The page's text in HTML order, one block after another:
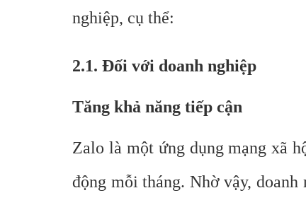
nghiệp, cụ thể:
2.1. Đối với doanh nghiệp
Tăng khả năng tiếp cận
Zalo là một ứng dụng mạng xã
động mỗi tháng. Nhờ vậy,